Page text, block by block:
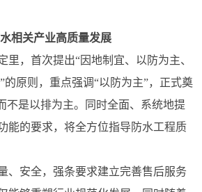
相关产业高质量发展
，首次提出“因地制宜、以防为主、
的原则，重点强调“以防为主”，正式奠
不是以排为主。同时全面、系统地提
能的要求，将全方位指导防水工程质
安全，强条要求建立完善售后服务